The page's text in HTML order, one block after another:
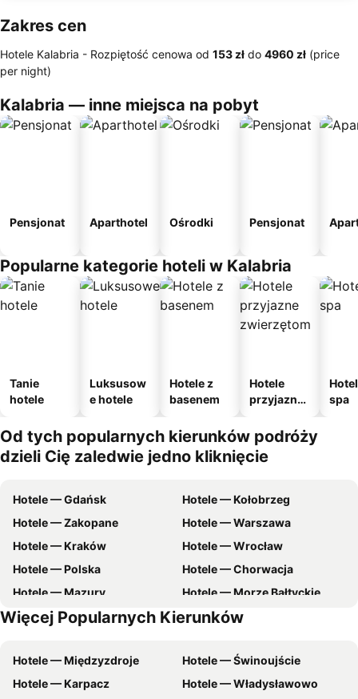
Zakres cen
Hotele Kalabria - Rozpiętość cenowa od ‎153 zł do ‎4960 zł (price
per night)
Kalabria — inne miejsca na pobyt
Pensjonat Aparthotel Ośrodki Pensjonat
Popularne kategorie hoteli w Kalabria
Tanie
hotele
Luksusow
e hotele
Hotele z
basenem
Hotele
przyjazne
m
spa
Od tych popularnych kierunków podróży
dzieli Cię zaledwie jedno kliknięcie
Hotele — Gdańsk
Hotele — Kołobrzeg
Hotele — Zakopane
Hotele — Warszawa
Hotele — Kraków
Hotele — Wrocław
Hotele — Polska
Hotele — Chorwacja
Hotele — Mazury
Hotele — Morze Bałtyckie
Hotele — Malta
Hotele — zachodniopomorskie
Więcej Popularnych Kierunków
Hotele — Międzyzdroje
Hotele — Świnoujście
Hotele — Karpacz
Hotele — Władysławowo